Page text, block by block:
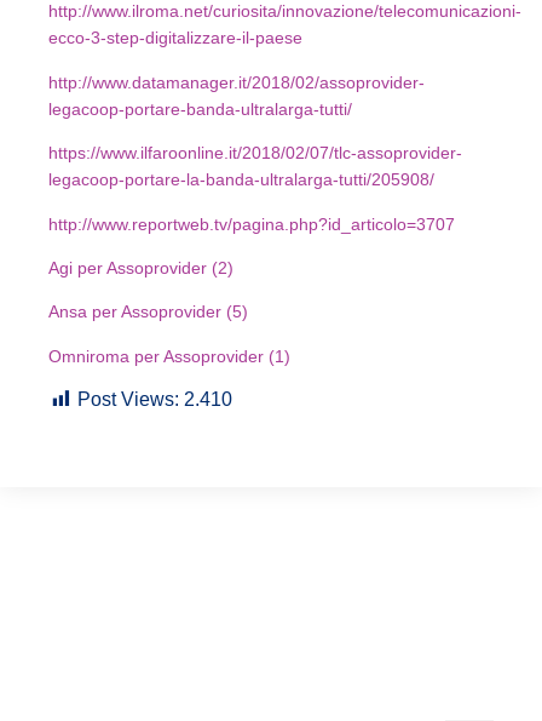
http://www.ilroma.net/curiosita/innovazione/telecomunicazioni-
ecco-3-step-digitalizzare-il-paese
http://www.datamanager.it/2018/02/assoprovider-
legacoop-portare-banda-ultralarga-tutti/
https://www.ilfaroonline.it/2018/02/07/tlc-assoprovider-
legacoop-portare-la-banda-ultralarga-tutti/205908/
http://www.reportweb.tv/pagina.php?id_articolo=3707
Agi per Assoprovider (2)
Ansa per Assoprovider (5)
Omniroma per Assoprovider (1)
Post Views: 2.410